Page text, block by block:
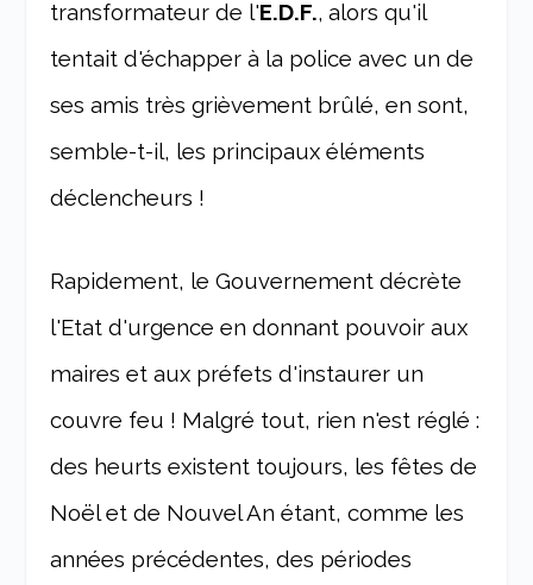
transformateur de l'E.D.F., alors qu'il
tentait d'échapper à la police avec un de
ses amis très grièvement brûlé, en sont,
semble-t-il, les principaux éléments
déclencheurs !
Rapidement, le Gouvernement décrète
l'Etat d'urgence en donnant pouvoir aux
maires et aux préfets d'instaurer un
couvre feu ! Malgré tout, rien n'est réglé :
des heurts existent toujours, les fêtes de
Noël et de Nouvel An étant, comme les
années précédentes, des périodes